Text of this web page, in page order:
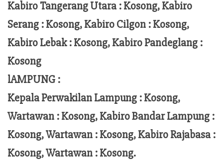
Kabiro Tangerang Utara : Kosong, Kabiro
Serang : Kosong, Kabiro Cilgon : Kosong,
Kabiro Lebak : Kosong, Kabiro Pandeglang :
Kosong
lAMPUNG :
Kepala Perwakilan Lampung :Kosong,
Wartawan : Kosong, Kabiro Bandar Lampung :
Kosong, Wartawan : Kosong, Kabiro Rajabasa :
Kosong, Wartawan : Kosong.